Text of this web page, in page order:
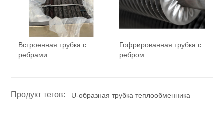
Встроенная трубка с
ребрами
Гофрированная трубка с
ребром
Продукт тегов: U-образная трубка теплообменника